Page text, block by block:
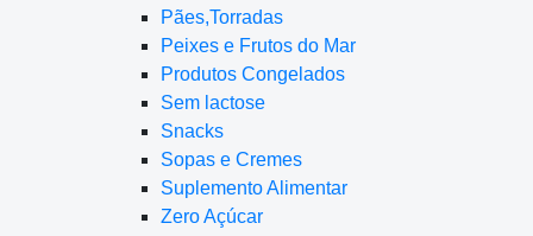
Pães,Torradas
Peixes e Frutos do Mar
Produtos Congelados
Sem lactose
Snacks
Sopas e Cremes
Suplemento Alimentar
Zero Açúcar